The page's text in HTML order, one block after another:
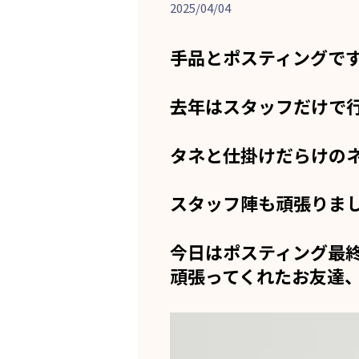
2025/04/04
手品とポスティングで
去年はスタッフだけで
タネと仕掛けだらけの
スタッフ陣も頑張りま
今日はポスティング最
頑張ってくれたお友達